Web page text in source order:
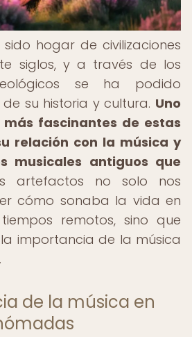
hogar de civilizaciones
siglos, y a través de los
se ha podido
su historia y cultura. Uno
fascinantes de estas
relación con la música y
musicales antiguos que
artefactos no solo nos
cómo sonaba la vida en
remotos, sino que
importancia de la música
de la música en